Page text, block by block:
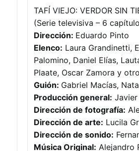
TAFÍ VIEJO: VERDOR SIN
(Serie televisiva – 6
Dirección: Eduardo Pinto
Elenco: Laura Grandinetti,
Palomino, Daniel Elías,
Plaate, Oscar Zamora y
Guión: Gabriel Macías,
Producción general: Javier
Dirección de fotografía:
Dirección de arte: Lucila
Dirección de sonido:
Música Original: Alejandro